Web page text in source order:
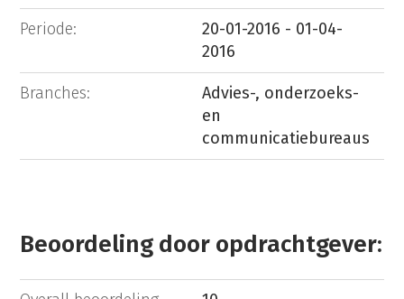
Periode:
20-01-2016 - 01-04-
2016
Branches:
Advies-, onderzoeks-
en
communicatiebureaus
Beoordeling door opdrachtgever: